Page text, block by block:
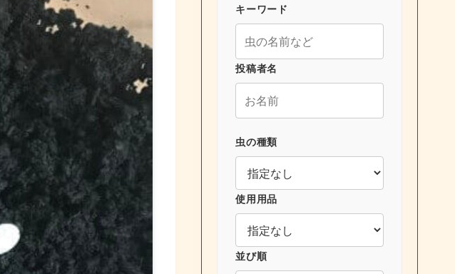
キーワード
投稿者名
虫の種類
使用用品
並び順